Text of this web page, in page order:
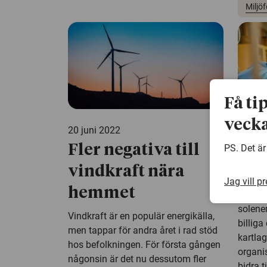
20 juni 2022
Fler negativa till
vindkraft nära
hemmet
Vindkraft är en populär energikälla,
men tappar för andra året i rad stöd
hos befolkningen. För första gången
någonsin är det nu dessutom fler
17
billiga
Få
PS. Det
Jag vill